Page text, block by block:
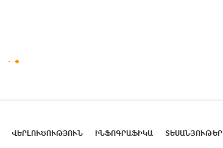
ՎԵՐԼՈՒԾՈՒԹՅՈՒՆ ԻՆՖՈԳՐԱՖԻԿԱ ՏԵՍԱՆՅՈՒԹԵՐ